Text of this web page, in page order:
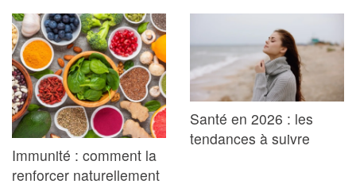
Immunité : comment la
renforcer naturellement
Santé en 2026 : les
tendances à suivre